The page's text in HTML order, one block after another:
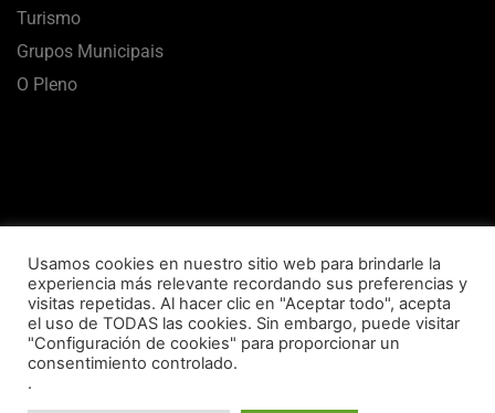
Turismo
Grupos Municipais
O Pleno
Aviso Legal Termos de usoPolítica de Privacidade
Política de CookiesMapa Web
Usamos cookies en nuestro sitio web para brindarle la
experiencia más relevante recordando sus preferencias y
visitas repetidas. Al hacer clic en "Aceptar todo", acepta
el uso de TODAS las cookies. Sin embargo, puede visitar
"Configuración de cookies" para proporcionar un
consentimiento controlado.
.